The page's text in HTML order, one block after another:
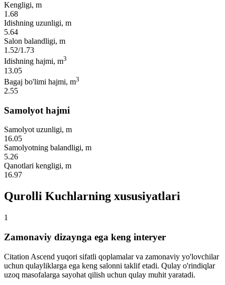
Kengligi, m
1.68
Idishning uzunligi, m
5.64
Salon balandligi, m
1.52/1.73
Idishning hajmi, m3
13.05
Bagaj bo'limi hajmi, m3
2.55
Samolyot hajmi
Samolyot uzunligi, m
16.05
Samolyotning balandligi, m
5.26
Qanotlari kengligi, m
16.97
Qurolli Kuchlarning xususiyatlari
1
Zamonaviy dizaynga ega keng interyer
Citation Ascend yuqori sifatli qoplamalar va zamonaviy yo'lovchilar
uchun qulayliklarga ega keng salonni taklif etadi. Qulay o'rindiqlar
uzoq masofalarga sayohat qilish uchun qulay muhit yaratadi.